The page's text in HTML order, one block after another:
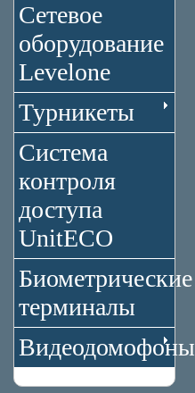
Сетевое
оборудование
Levelone
Турникеты
Система
контроля
доступа
UnitECO
Биометрические
терминалы
Видеодомофоны